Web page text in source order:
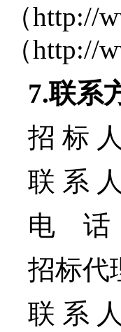
（http://
（http://
7.联系
招 标
联 系
电
话
招标代
联 系